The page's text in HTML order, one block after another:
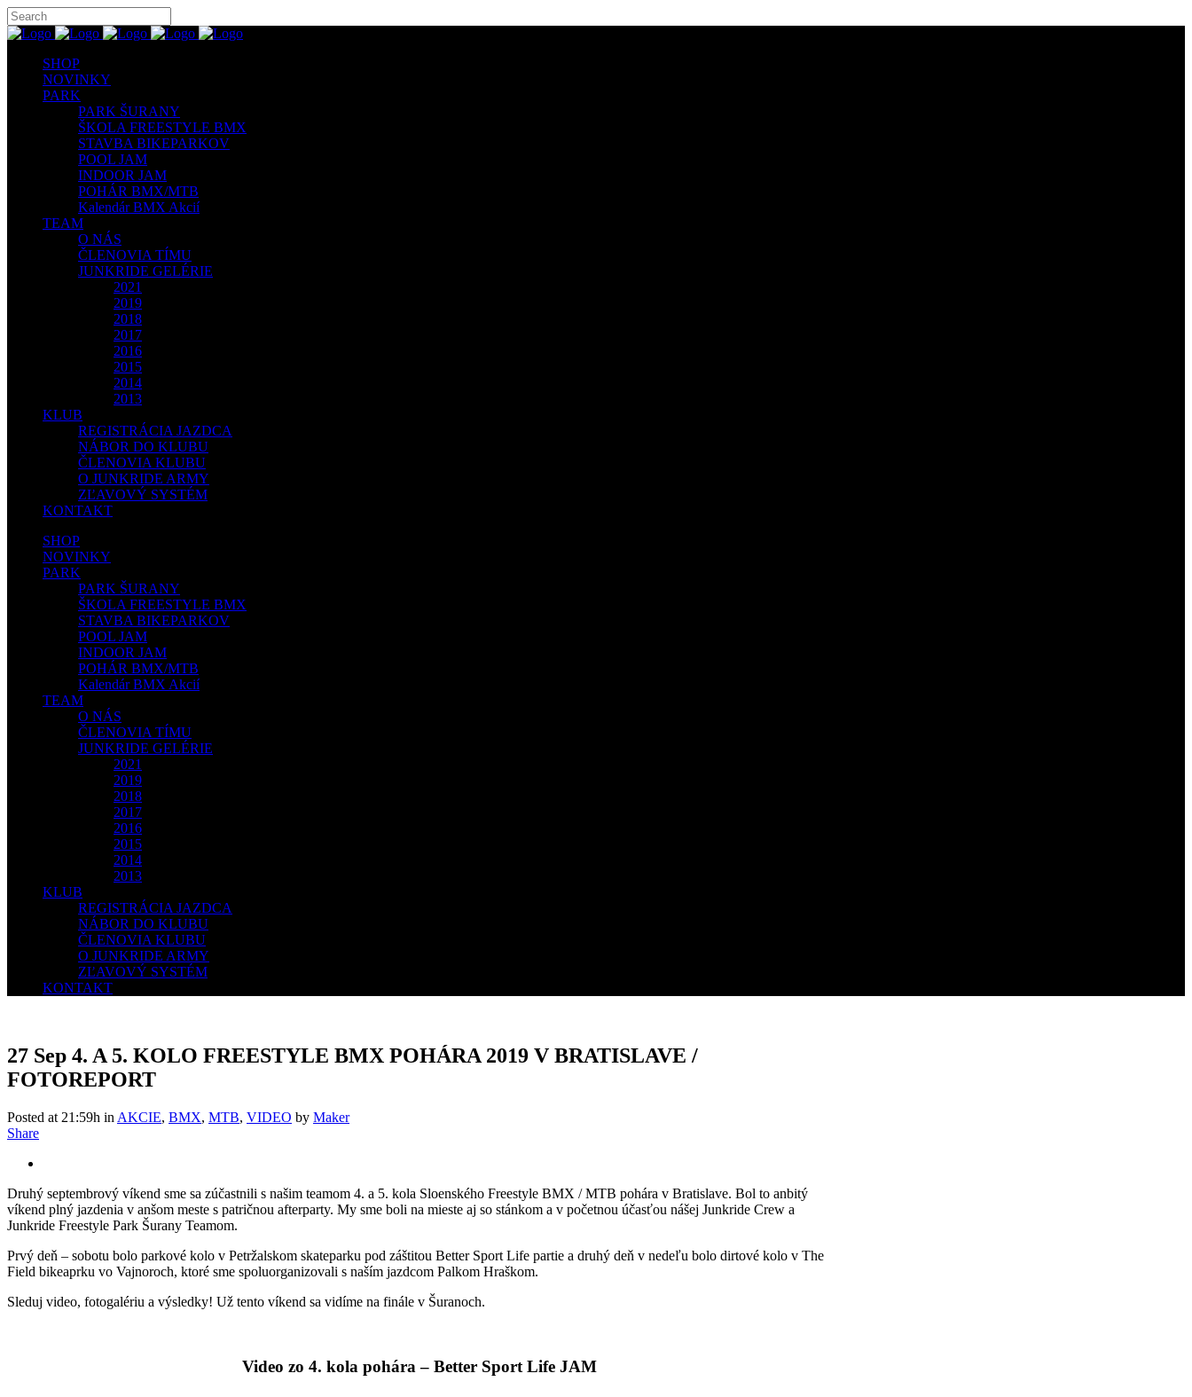
SHOP
NOVINKY
PARK
PARK ŠURANY
ŠKOLA FREESTYLE BMX
STAVBA BIKEPARKOV
POOL JAM
INDOOR JAM
POHÁR BMX/MTB
Kalendár BMX Akcií
TEAM
O NÁS
ČLENOVIA TÍMU
JUNKRIDE GELÉRIE
2021
2019
2018
2017
2016
2015
2014
2013
KLUB
REGISTRÁCIA JAZDCA
NÁBOR DO KLUBU
ČLENOVIA KLUBU
O JUNKRIDE ARMY
ZĽAVOVÝ SYSTÉM
KONTAKT
SHOP
NOVINKY
PARK
PARK ŠURANY
ŠKOLA FREESTYLE BMX
STAVBA BIKEPARKOV
POOL JAM
INDOOR JAM
POHÁR BMX/MTB
Kalendár BMX Akcií
TEAM
O NÁS
ČLENOVIA TÍMU
JUNKRIDE GELÉRIE
2021
2019
2018
2017
2016
2015
2014
2013
KLUB
REGISTRÁCIA JAZDCA
NÁBOR DO KLUBU
ČLENOVIA KLUBU
O JUNKRIDE ARMY
ZĽAVOVÝ SYSTÉM
KONTAKT
27 Sep 4. A 5. KOLO FREESTYLE BMX POHÁRA 2019 V BRATISLAVE /
FOTOREPORT
Posted at 21:59h in AKCIE, BMX, MTB, VIDEO by Maker
Share
Druhý septembrový víkend sme sa zúčastnili s našim teamom 4. a 5. kola Sloenského Freestyle BMX / MTB pohára v Bratislave. Bol to anbitý
víkend plný jazdenia v anšom meste s patričnou afterparty. My sme boli na mieste aj so stánkom a v početnou účasťou nášej Junkride Crew a
Junkride Freestyle Park Šurany Teamom.
Prvý deň – sobotu bolo parkové kolo v Petržalskom skateparku pod záštitou Better Sport Life partie a druhý deň v nedeľu bolo dirtové kolo v The
Field bikeaprku vo Vajnoroch, ktoré sme spoluorganizovali s naším jazdcom Palkom Hraškom.
Sleduj video, fotogalériu a výsledky! Už tento víkend sa vidíme na finále v Šuranoch.
Video zo 4. kola pohára – Better Sport Life JAM